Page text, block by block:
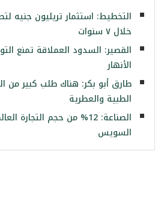
التخطيط: استثمار تريليون جنيه
خلال ٧ سنوات
القصير: السدود العملاقة تمنع
الأنهار
طارق أبو بكر: هناك طلب كبير من
الطبية والعطرية
الصناعة: 12% من حجم التجارة
السويس